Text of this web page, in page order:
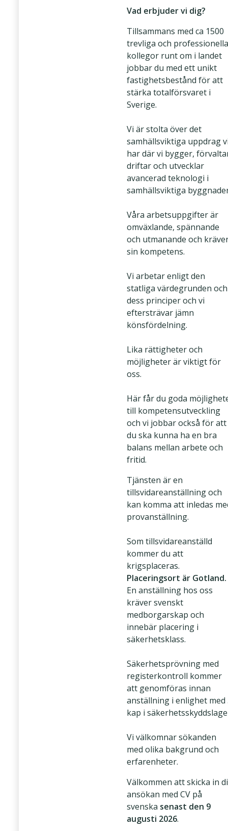
Vad erbjuder vi dig?
Tillsammans med ca 1500
trevliga och professionella
kollegor runt om i landet
jobbar du med ett unikt
fastighetsbestånd för att
stärka totalförsvaret i
Sverige.
Vi är stolta över det
samhällsviktiga uppdrag
har där vi bygger,
driftar och utvecklar
avancerad teknologi i
samhällsviktiga
Våra arbetsuppgifter är
omväxlande, spännande
och utmanande och
sin kompetens.
Vi arbetar enligt den
statliga värdegrunden och
dess principer och vi
eftersträvar jämn
könsfördelning.
Lika rättigheter och
möjligheter är viktigt för
oss.
Här får du goda
till kompetensutveckling
och vi jobbar också för att
du ska kunna ha en bra
balans mellan arbete och
fritid.
Tjänsten är en
tillsvidareanställning och
kan komma att inledas
provanställning.
Som tillsvidareanställd
kommer du att
krigsplaceras.
Placeringsort är Gotland.
En anställning hos oss
kräver svenskt
medborgarskap och
innebär placering i
säkerhetsklass.
Säkerhetsprövning med
registerkontroll kommer
att genomföras innan
anställning i enlighet med
kap i
Vi välkomnar sökanden
med olika bakgrund och
erfarenheter.
Välkommen att skicka in
ansökan med CV på
svenska senast den 9
augusti 2026.